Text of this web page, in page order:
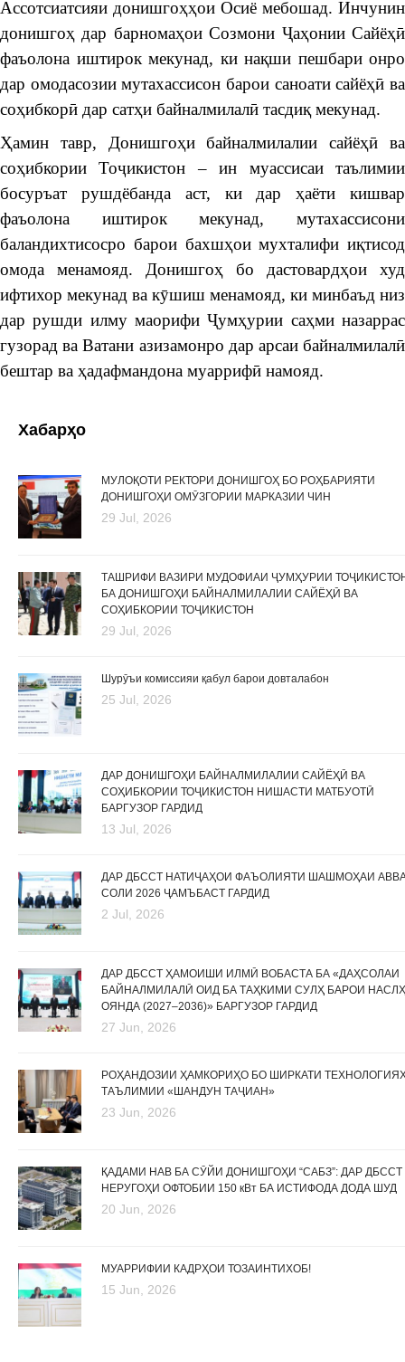
Ассотсиатсияи донишгоҳҳои Осиё мебошад. Инчунин
донишгоҳ дар барномаҳои Созмони Ҷаҳонии Сайёҳӣ
фаъолона иштирок мекунад, ки нақши пешбари онро
дар омодасозии мутахассисон барои саноати сайёҳӣ ва
соҳибкорӣ дар сатҳи байналмилалӣ тасдиқ мекунад.
Ҳамин тавр, Донишгоҳи байналмилалии сайёҳӣ ва
соҳибкории Тоҷикистон – ин муассисаи таълимии
босуръат рушдёбанда аст, ки дар ҳаёти кишвар
фаъолона иштирок мекунад, мутахассисони
баландихтисосро барои бахшҳои мухталифи иқтисод
омода менамояд. Донишгоҳ бо дастовардҳои худ
ифтихор мекунад ва кӯшиш менамояд, ки минбаъд низ
дар рушди илму маорифи Ҷумҳурии саҳми назаррас
гузорад ва Ватани азизамонро дар арсаи байналмилалӣ
бештар ва ҳадафмандона муаррифӣ намояд.
Хабарҳо
МУЛОҚОТИ РЕКТОРИ ДОНИШГОҲ БО РОҲБАРИЯТИ
ДОНИШГОҲИ ОМӮЗГОРИИ МАРКАЗИИ ЧИН
29 Jul, 2026
ТАШРИФИ ВАЗИРИ МУДОФИАИ ҶУМҲУРИИ
БА ДОНИШГОҲИ БАЙНАЛМИЛАЛИИ САЙЁҲӢ ВА
СОҲИБКОРИИ ТОҶИКИСТОН
29 Jul, 2026
Шурӯъи комиссияи қабул барои довталабон
25 Jul, 2026
ДАР ДОНИШГОҲИ БАЙНАЛМИЛАЛИИ САЙЁҲӢ ВА
СОҲИБКОРИИ ТОҶИКИСТОН НИШАСТИ МАТБУОТӢ
БАРГУЗОР ГАРДИД
13 Jul, 2026
ДАР ДБССТ НАТИҶАҲОИ ФАЪОЛИЯТИ ШАШМОҲАИ
СОЛИ 2026 ҶАМЪБАСТ ГАРДИД
2 Jul, 2026
ДАР ДБССТ ҲАМОИШИ ИЛМӢ ВОБАСТА БА «ДАҲСОЛАИ
БАЙНАЛМИЛАЛӢ ОИД БА ТАҲКИМИ СУЛҲ БАРОИ
ОЯНДА (2027–2036)» БАРГУЗОР ГАРДИД
27 Jun, 2026
РОҲАНДОЗИИ ҲАМКОРИҲО БО ШИРКАТИ
ТАЪЛИМИИ «ШАНДУН ТАҶИАН»
23 Jun, 2026
ҚАДАМИ НАВ БА СӮЙИ ДОНИШГОҲИ “САБЗ”: ДАР ДБССТ
НЕРУГОҲИ ОФТОБИИ 150 кВт БА ИСТИФОДА ДОДА ШУД
20 Jun, 2026
МУАРРИФИИ КАДРҲОИ ТОЗАИНТИХОБ!
15 Jun, 2026